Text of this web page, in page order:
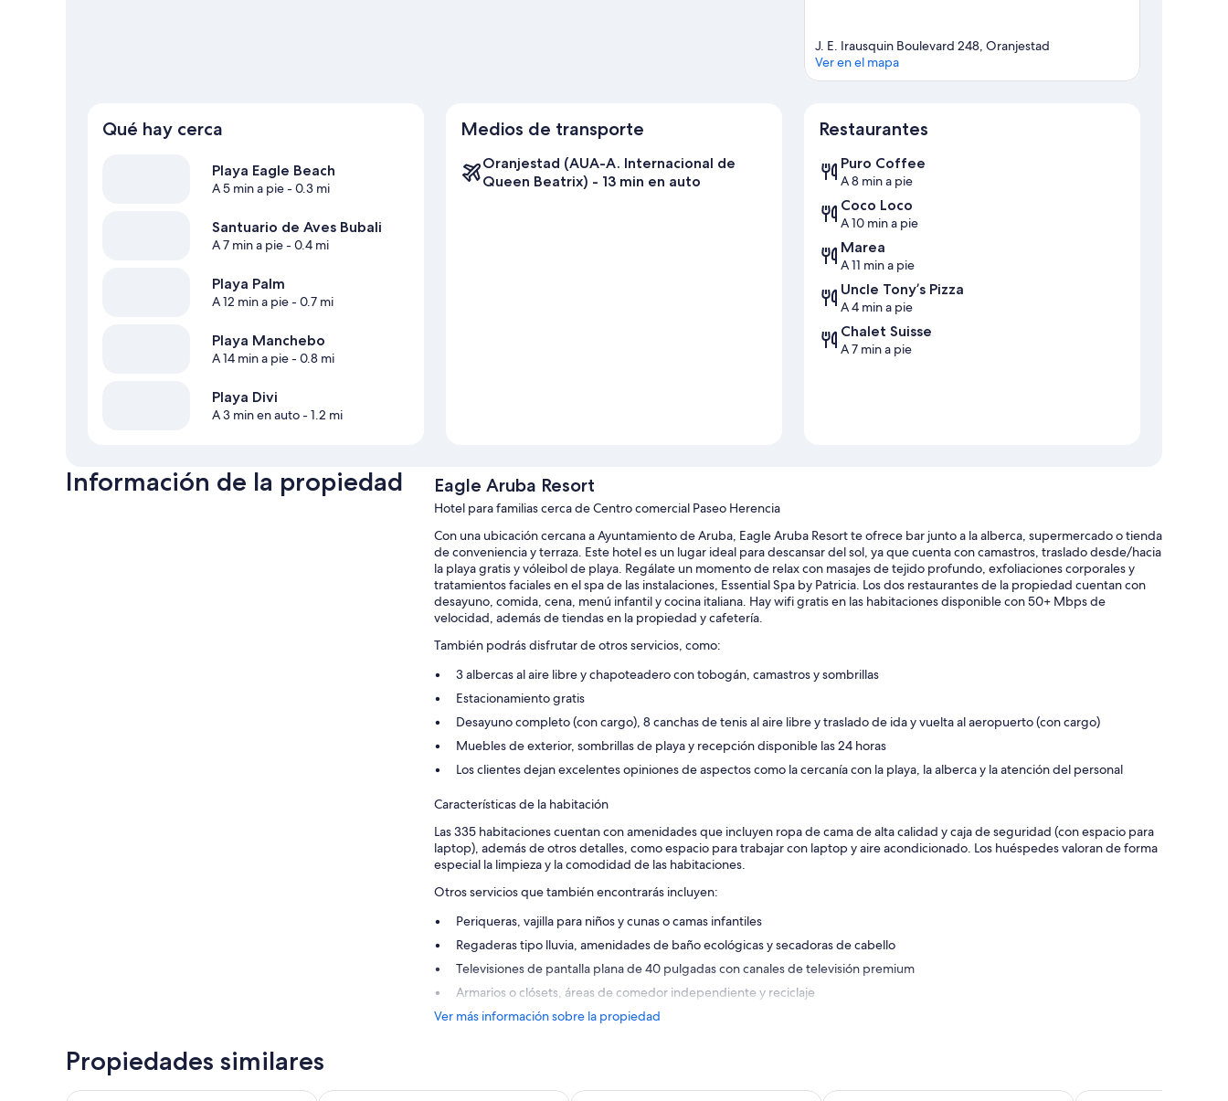
J. E. Irausquin Boulevard 248, Oranjestad
Ver en el mapa
Qué hay cerca
Playa Eagle Beach
A 5 min a pie- 0.3 mi
Santuario de Aves Bubali
A 7 min a pie- 0.4 mi
Playa Palm
A 12 min a pie- 0.7 mi
Playa Manchebo
A 14 min a pie- 0.8 mi
Playa Divi
A 3 min en auto- 1.2 mi
Medios de transporte
Oranjestad (AUA-A. Internacional de
Queen Beatrix) - 13 min en auto
Restaurantes
Puro Coffee
A 8 min a pie
Coco Loco
A 10 min a pie
Marea
A 11 min a pie
Uncle Tony’s Pizza
A 4 min a pie
Chalet Suisse
A 7 min a pie
Información de la propiedad Eagle Aruba Resort
Hotel para familias cerca de Centro comercial Paseo Herencia
Con una ubicación cercana a Ayuntamiento de Aruba, Eagle Aruba Resort te ofrece bar junto a la alberca, supermercado o tienda
de conveniencia y terraza. Este hotel es un lugar ideal para descansar del sol, ya que cuenta con camastros, traslado desde/hacia
la playa gratis y vóleibol de playa. Regálate un momento de relax con masajes de tejido profundo, exfoliaciones corporales y
tratamientos faciales en el spa de las instalaciones, Essential Spa by Patricia. Los dos restaurantes de la propiedad cuentan con
desayuno, comida, cena, menú infantil y cocina italiana. Hay wifi gratis en las habitaciones disponible con 50+ Mbps de
velocidad, además de tiendas en la propiedad y cafetería.
También podrás disfrutar de otros servicios, como:
3 albercas al aire libre y chapoteadero con tobogán, camastros y sombrillas
Estacionamiento gratis
Desayuno completo (con cargo), 8 canchas de tenis al aire libre y traslado de ida y vuelta al aeropuerto (con cargo)
Muebles de exterior, sombrillas de playa y recepción disponible las 24 horas
Los clientes dejan excelentes opiniones de aspectos como la cercanía con la playa, la alberca y la atención del personal
Características de la habitación
Las 335 habitaciones cuentan con amenidades que incluyen ropa de cama de alta calidad y caja de seguridad (con espacio para
laptop), además de otros detalles, como espacio para trabajar con laptop y aire acondicionado. Los huéspedes valoran de forma
especial la limpieza y la comodidad de las habitaciones.
Otros servicios que también encontrarás incluyen:
Periqueras, vajilla para niños y cunas o camas infantiles
Regaderas tipo lluvia, amenidades de baño ecológicas y secadoras de cabello
Televisiones de pantalla plana de 40 pulgadas con canales de televisión premium
Armarios o clósets, áreas de comedor independiente y reciclaje
Ver más información sobre la propiedad
Propiedades similares